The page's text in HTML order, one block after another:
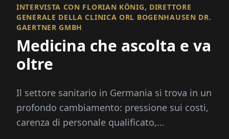
INTERVISTA CON FLORIAN KÖNIG, DIRETTORE
GENERALE DELLA CLINICA ORL BOGENHAUSEN DR.
GAERTNER GMBH
Medicina che ascolta e va
oltre
Il settore sanitario in Germania si trova in un
profondo cambiamento: pressione sui costi,
carenza di personale qualificato,